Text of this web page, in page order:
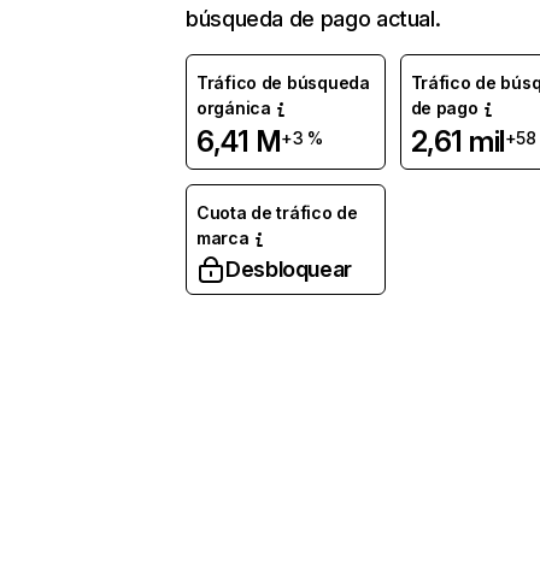
búsqueda de pago actual.
Tráfico de búsqueda
orgánica
6,41 M+3 %
Tráfico de
de pago
2,61 mil+58
Cuota de tráfico de
marca
Desbloquear